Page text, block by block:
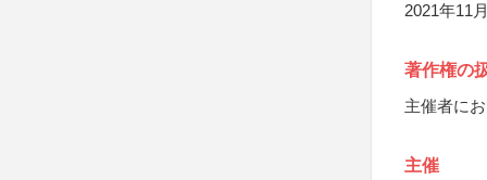
2021年11
著作権の
主催者に
主催